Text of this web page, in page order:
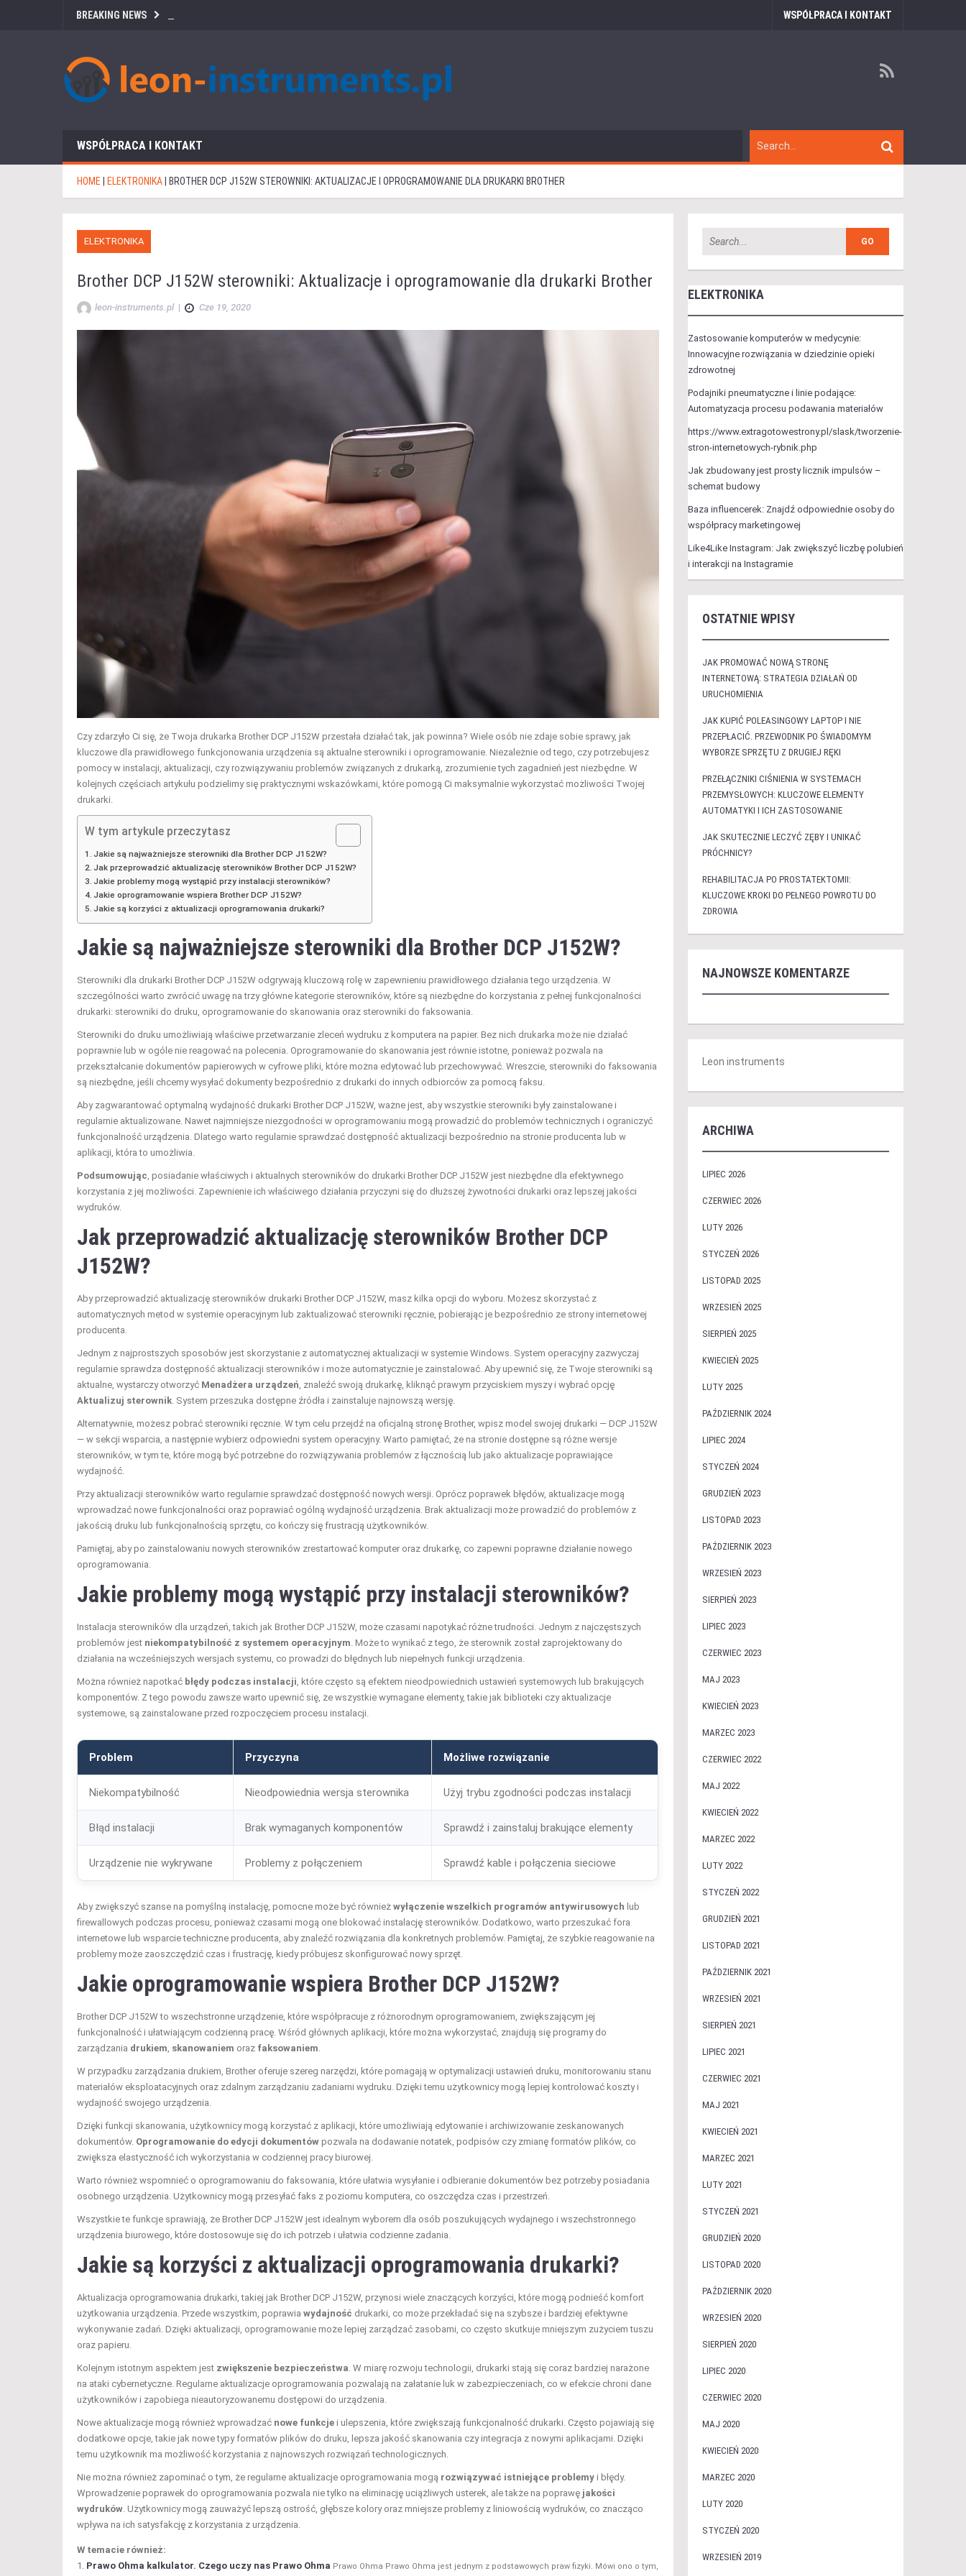
BREAKING NEWS WSPÓŁPRACA I KONTAKT
WSPÓŁPRACA I KONTAKT
HOME ELEKTRONIKA BROTHER DCP J152W STEROWNIKI: AKTUALIZACJE I OPROGRAMOWANIE DLA DRUKARKI BROTHER
ELEKTRONIKA
Brother DCP J152W sterowniki: Aktualizacje i oprogramowanie dla drukarki Brother
leon-instruments.pl | Cze 19, 2020
Czy zdarzyło Ci się, że Twoja drukarka Brother DCP J152W przestała działać tak, jak powinna? Wiele osób nie zdaje sobie sprawy, jak
kluczowe dla prawidłowego funkcjonowania urządzenia są aktualne sterowniki i oprogramowanie. Niezależnie od tego, czy potrzebujesz
pomocy w instalacji, aktualizacji, czy rozwiązywaniu problemów związanych z drukarką, zrozumienie tych zagadnień jest niezbędne. W
kolejnych częściach artykułu podzielimy się praktycznymi wskazówkami, które pomogą Ci maksymalnie wykorzystać możliwości Twojej
drukarki.
W tym artykule przeczytasz
Jakie są najważniejsze sterowniki dla Brother DCP J152W?
Jak przeprowadzić aktualizację sterowników Brother DCP J152W?
Jakie problemy mogą wystąpić przy instalacji sterowników?
Jakie oprogramowanie wspiera Brother DCP J152W?
Jakie są korzyści z aktualizacji oprogramowania drukarki?
Jakie są najważniejsze sterowniki dla Brother DCP J152W?
Sterowniki dla drukarki Brother DCP J152W odgrywają kluczową rolę w zapewnieniu prawidłowego działania tego urządzenia. W
szczególności warto zwrócić uwagę na trzy główne kategorie sterowników, które są niezbędne do korzystania z pełnej funkcjonalności
drukarki: sterowniki do druku, oprogramowanie do skanowania oraz sterowniki do faksowania.
Sterowniki do druku umożliwiają właściwe przetwarzanie zleceń wydruku z komputera na papier. Bez nich drukarka może nie działać
poprawnie lub w ogóle nie reagować na polecenia. Oprogramowanie do skanowania jest równie istotne, ponieważ pozwala na
przekształcanie dokumentów papierowych w cyfrowe pliki, które można edytować lub przechowywać. Wreszcie, sterowniki do faksowania
są niezbędne, jeśli chcemy wysyłać dokumenty bezpośrednio z drukarki do innych odbiorców za pomocą faksu.
Aby zagwarantować optymalną wydajność drukarki Brother DCP J152W, ważne jest, aby wszystkie sterowniki były zainstalowane i
regularnie aktualizowane. Nawet najmniejsze niezgodności w oprogramowaniu mogą prowadzić do problemów technicznych i ograniczyć
funkcjonalność urządzenia. Dlatego warto regularnie sprawdzać dostępność aktualizacji bezpośrednio na stronie producenta lub w
aplikacji, która to umożliwia.
Podsumowując , posiadanie właściwych i aktualnych sterowników do drukarki Brother DCP J152W jest niezbędne dla efektywnego
korzystania z jej możliwości. Zapewnienie ich właściwego działania przyczyni się do dłuższej żywotności drukarki oraz lepszej jakości
wydruków.
Jak przeprowadzić aktualizację sterowników Brother DCP
J152W?
Aby przeprowadzić aktualizację sterowników drukarki Brother DCP J152W, masz kilka opcji do wyboru. Możesz skorzystać z
automatycznych metod w systemie operacyjnym lub zaktualizować sterowniki ręcznie, pobierając je bezpośrednio ze strony internetowej
producenta.
Jednym z najprostszych sposobów jest skorzystanie z automatycznej aktualizacji w systemie Windows. System operacyjny zazwyczaj
regularnie sprawdza dostępność aktualizacji sterowników i może automatycznie je zainstalować. Aby upewnić się, że Twoje sterowniki są
aktualne, wystarczy otworzyć Menadżera urządzeń , znaleźć swoją drukarkę, kliknąć prawym przyciskiem myszy i wybrać opcję
Aktualizuj sterownik . System przeszuka dostępne źródła i zainstaluje najnowszą wersję.
Alternatywnie, możesz pobrać sterowniki ręcznie. W tym celu przejdź na oficjalną stronę Brother, wpisz model swojej drukarki — DCP J152W
— w sekcji wsparcia, a następnie wybierz odpowiedni system operacyjny. Warto pamiętać, że na stronie dostępne są różne wersje
sterowników, w tym te, które mogą być potrzebne do rozwiązywania problemów z łącznością lub jako aktualizacje poprawiające
wydajność.
Przy aktualizacji sterowników warto regularnie sprawdzać dostępność nowych wersji. Oprócz poprawek błędów, aktualizacje mogą
wprowadzać nowe funkcjonalności oraz poprawiać ogólną wydajność urządzenia. Brak aktualizacji może prowadzić do problemów z
jakością druku lub funkcjonalnością sprzętu, co kończy się frustracją użytkowników.
Pamiętaj, aby po zainstalowaniu nowych sterowników zrestartować komputer oraz drukarkę, co zapewni poprawne działanie nowego
oprogramowania.
Jakie problemy mogą wystąpić przy instalacji sterowników?
Instalacja sterowników dla urządzeń, takich jak Brother DCP J152W, może czasami napotykać różne trudności. Jednym z najczęstszych
problemów jest niekompatybilność z systemem operacyjnym . Może to wynikać z tego, że sterownik został zaprojektowany do
działania na wcześniejszych wersjach systemu, co prowadzi do błędnych lub niepełnych funkcji urządzenia.
Można również napotkać błędy podczas instalacji , które często są efektem nieodpowiednich ustawień systemowych lub brakujących
komponentów. Z tego powodu zawsze warto upewnić się, że wszystkie wymagane elementy, takie jak biblioteki czy aktualizacje
systemowe, są zainstalowane przed rozpoczęciem procesu instalacji.
Problem Przyczyna Możliwe rozwiązanie
Niekompatybilność Nieodpowiednia wersja sterownika Użyj trybu zgodności podczas instalacji
Błąd instalacji Brak wymaganych komponentów Sprawdź i zainstaluj brakujące elementy
Urządzenie nie wykrywane Problemy z połączeniem Sprawdź kable i połączenia sieciowe
Aby zwiększyć szanse na pomyślną instalację, pomocne może być również wyłączenie wszelkich programów antywirusowych lub
firewallowych podczas procesu, ponieważ czasami mogą one blokować instalację sterowników. Dodatkowo, warto przeszukać fora
internetowe lub wsparcie techniczne producenta, aby znaleźć rozwiązania dla konkretnych problemów. Pamiętaj, że szybkie reagowanie na
problemy może zaoszczędzić czas i frustrację, kiedy próbujesz skonfigurować nowy sprzęt.
Jakie oprogramowanie wspiera Brother DCP J152W?
Brother DCP J152W to wszechstronne urządzenie, które współpracuje z różnorodnym oprogramowaniem, zwiększającym jej
funkcjonalność i ułatwiającym codzienną pracę. Wśród głównych aplikacji, które można wykorzystać, znajdują się programy do
zarządzania drukiem skanowaniem oraz faksowaniem
W przypadku zarządzania drukiem, Brother oferuje szereg narzędzi, które pomagają w optymalizacji ustawień druku, monitorowaniu stanu
materiałów eksploatacyjnych oraz zdalnym zarządzaniu zadaniami wydruku. Dzięki temu użytkownicy mogą lepiej kontrolować koszty i
wydajność swojego urządzenia.
Dzięki funkcji skanowania, użytkownicy mogą korzystać z aplikacji, które umożliwiają edytowanie i archiwizowanie zeskanowanych
dokumentów. Oprogramowanie do edycji dokumentów pozwala na dodawanie notatek, podpisów czy zmianę formatów plików, co
zwiększa elastyczność ich wykorzystania w codziennej pracy biurowej.
Warto również wspomnieć o oprogramowaniu do faksowania, które ułatwia wysyłanie i odbieranie dokumentów bez potrzeby posiadania
osobnego urządzenia. Użytkownicy mogą przesyłać faks z poziomu komputera, co oszczędza czas i przestrzeń.
Wszystkie te funkcje sprawiają, że Brother DCP J152W jest idealnym wyborem dla osób poszukujących wydajnego i wszechstronnego
urządzenia biurowego, które dostosowuje się do ich potrzeb i ułatwia codzienne zadania.
Jakie są korzyści z aktualizacji oprogramowania drukarki?
Aktualizacja oprogramowania drukarki, takiej jak Brother DCP J152W, przynosi wiele znaczących korzyści, które mogą podnieść komfort
użytkowania urządzenia. Przede wszystkim, poprawia wydajność drukarki, co może przekładać się na szybsze i bardziej efektywne
wykonywanie zadań. Dzięki aktualizacji, oprogramowanie może lepiej zarządzać zasobami, co często skutkuje mniejszym zużyciem tuszu
oraz papieru.
Kolejnym istotnym aspektem jest zwiększenie bezpieczeństwa . W miarę rozwoju technologii, drukarki stają się coraz bardziej narażone
na ataki cybernetyczne. Regularne aktualizacje oprogramowania pozwalają na załatanie luk w zabezpieczeniach, co w efekcie chroni dane
użytkowników i zapobiega nieautoryzowanemu dostępowi do urządzenia.
Nowe aktualizacje mogą również wprowadzać nowe funkcje i ulepszenia, które zwiększają funkcjonalność drukarki. Często pojawiają się
dodatkowe opcje, takie jak nowe typy formatów plików do druku, lepsza jakość skanowania czy integracja z nowymi aplikacjami. Dzięki
temu użytkownik ma możliwość korzystania z najnowszych rozwiązań technologicznych.
Nie można również zapominać o tym, że regularne aktualizacje oprogramowania mogą rozwiązywać istniejące problemy i błędy.
Wprowadzenie poprawek do oprogramowania pozwala nie tylko na eliminację uciążliwych usterek, ale także na poprawę jakości
wydruków . Użytkownicy mogą zauważyć lepszą ostrość, głębsze kolory oraz mniejsze problemy z liniowością wydruków, co znacząco
wpływa na ich satysfakcję z korzystania z urządzenia.
W temacie również:
Prawo Ohma kalkulator. Czego uczy nas Prawo Ohma Prawo Ohma Prawo Ohma jest jednym z podstawowych praw fizyki. Mówi ono o tym,
ELEKTRONIKA
Zastosowanie komputerów w medycynie:
Innowacyjne rozwiązania w dziedzinie opieki
zdrowotnej
Podajniki pneumatyczne i linie podające:
Automatyzacja procesu podawania materiałów
https://www.extragotowestrony.pl/slask/tworzenie-
stron-internetowych-rybnik.php
Jak zbudowany jest prosty licznik impulsów –
schemat budowy
Baza influencerek: Znajdź odpowiednie osoby do
współpracy marketingowej
Like4Like Instagram: Jak zwiększyć liczbę polubień
i interakcji na Instagramie
OSTATNIE WPISY
JAK PROMOWAĆ NOWĄ STRONĘ
INTERNETOWĄ: STRATEGIA DZIAŁAŃ OD
URUCHOMIENIA
JAK KUPIĆ POLEASINGOWY LAPTOP I NIE
PRZEPŁACIĆ. PRZEWODNIK PO ŚWIADOMYM
WYBORZE SPRZĘTU Z DRUGIEJ RĘKI
PRZEŁĄCZNIKI CIŚNIENIA W SYSTEMACH
PRZEMYSŁOWYCH: KLUCZOWE ELEMENTY
AUTOMATYKI I ICH ZASTOSOWANIE
JAK SKUTECZNIE LECZYĆ ZĘBY I UNIKAĆ
PRÓCHNICY?
REHABILITACJA PO PROSTATEKTOMII:
KLUCZOWE KROKI DO PEŁNEGO POWROTU DO
ZDROWIA
NAJNOWSZE KOMENTARZE
Leon instruments
ARCHIWA
LIPIEC 2026
CZERWIEC 2026
LUTY 2026
STYCZEŃ 2026
LISTOPAD 2025
WRZESIEŃ 2025
SIERPIEŃ 2025
KWIECIEŃ 2025
LUTY 2025
PAŹDZIERNIK 2024
LIPIEC 2024
STYCZEŃ 2024
GRUDZIEŃ 2023
LISTOPAD 2023
PAŹDZIERNIK 2023
WRZESIEŃ 2023
SIERPIEŃ 2023
LIPIEC 2023
CZERWIEC 2023
MAJ 2023
KWIECIEŃ 2023
MARZEC 2023
CZERWIEC 2022
MAJ 2022
KWIECIEŃ 2022
MARZEC 2022
LUTY 2022
STYCZEŃ 2022
GRUDZIEŃ 2021
LISTOPAD 2021
PAŹDZIERNIK 2021
WRZESIEŃ 2021
SIERPIEŃ 2021
LIPIEC 2021
CZERWIEC 2021
MAJ 2021
KWIECIEŃ 2021
MARZEC 2021
LUTY 2021
STYCZEŃ 2021
GRUDZIEŃ 2020
LISTOPAD 2020
PAŹDZIERNIK 2020
WRZESIEŃ 2020
SIERPIEŃ 2020
LIPIEC 2020
CZERWIEC 2020
MAJ 2020
KWIECIEŃ 2020
MARZEC 2020
LUTY 2020
STYCZEŃ 2020
WRZESIEŃ 2019